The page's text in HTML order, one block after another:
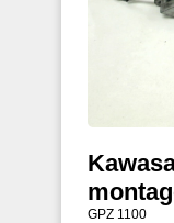
GPZ 1100